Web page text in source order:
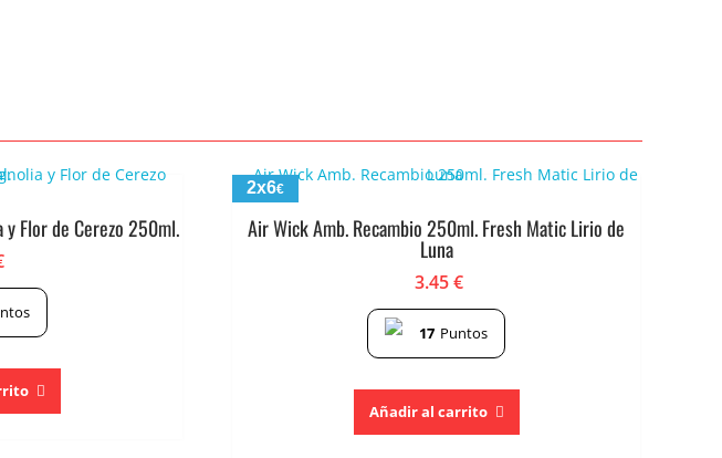
Flor de Cerezo 250ml.
2x6€
Air Wick Amb. Recambio 250ml. Fresh Matic Lirio de
Luna
3.45€
17 Puntos
Añadir al carrito